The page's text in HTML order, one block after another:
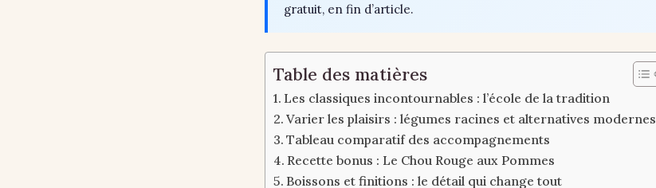
gratuit, en fin d’article.
Table des matières
Les classiques incontournables : l’école de la tradition
Varier les plaisirs : légumes racines et alternatives modernes
Tableau comparatif des accompagnements
Recette bonus : Le Chou Rouge aux Pommes
Boissons et finitions : le détail qui change tout